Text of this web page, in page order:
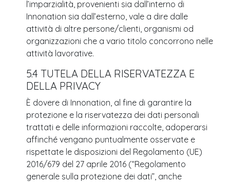
l’imparzialità, provenienti sia dall’interno di
Innonation sia dall’esterno, vale a dire dalle
attività di altre persone/clienti, organismi od
organizzazioni che a vario titolo concorrono nelle
attività lavorative.
5.4 TUTELA DELLA RISERVATEZZA E
DELLA PRIVACY
È dovere di Innonation, al fine di garantire la
protezione e la riservatezza dei dati personali
trattati e delle informazioni raccolte, adoperarsi
affinché vengano puntualmente osservate e
rispettate le disposizioni del Regolamento (UE)
2016/679 del 27 aprile 2016 (“Regolamento
generale sulla protezione dei dati”, anche